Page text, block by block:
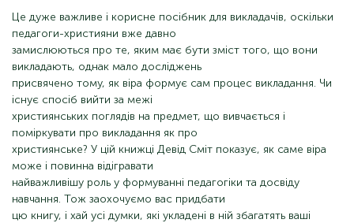
Це дуже важливе і корисне посібник для викладачів, оскільки
педагоги-християни вже давно
замислюються про те, яким має бути зміст того, що вони
викладають, однак мало досліджень
присвячено тому, як віра формує сам процес викладання. Чи
існує спосіб вийти за межі
християнських поглядів на предмет, що вивчається і
поміркувати про викладання як про
християнське? У цій книжці Девід Сміт показує, як саме віра
може і повинна відігравати
найважливішу роль у формуванні педагогіки та досвіду
навчання. Тож заохочуємо вас придбати
цю книгу, і хай усі думки, які укладені в ній збагатять ваші